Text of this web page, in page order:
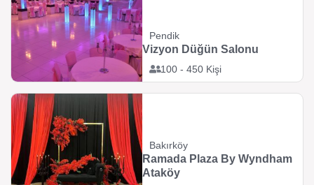
Pendik
100 - 450 Kişi
Vizyon Düğün Salonu
Bakırköy
Ramada Plaza By Wyndham
Ataköy